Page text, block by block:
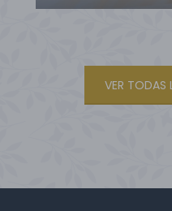
VER TODAS